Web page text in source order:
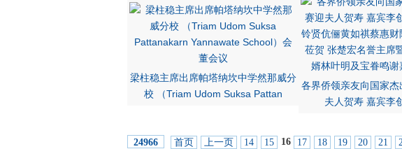
梁柱稳主席出席帕塔纳坎中学然那威分
校 （Triam Udom Suksa Pattan
各界侨领亲友向国家
夫人贺寿 嘉宾李
24966 首页 上一页 14 15 16 17 18 19 20 21